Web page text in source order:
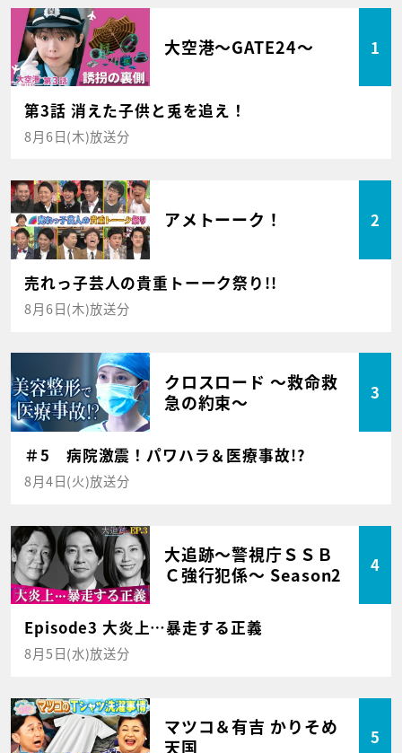
大空港～GATE24～ 1
第3話 消えた子供と兎を追え！
8月6日(木)放送分
アメトーーク！ 2
売れっ子芸人の貴重トーーク祭り!!
8月6日(木)放送分
クロスロード ～救命救
急の約束～
3
＃5 病院激震！パワハラ＆医療事故!?
8月4日(火)放送分
大追跡～警視庁ＳＳＢ
Ｃ強行犯係～ Season2
4
Episode3 大炎上…暴走する正義
8月5日(水)放送分
マツコ＆有吉 かりそめ
天国
5